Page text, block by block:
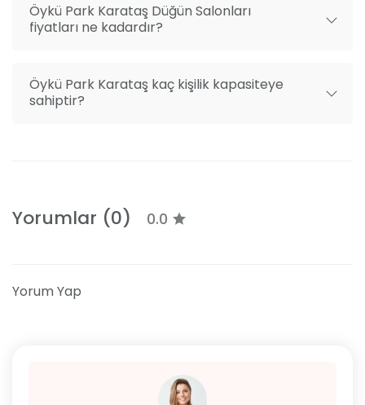
Öykü Park Karataş Düğün Salonları
fiyatları ne kadardır?
Öykü Park Karataş kaç kişilik kapasiteye
sahiptir?
Yorumlar (0) 0.0
Yorum Yap